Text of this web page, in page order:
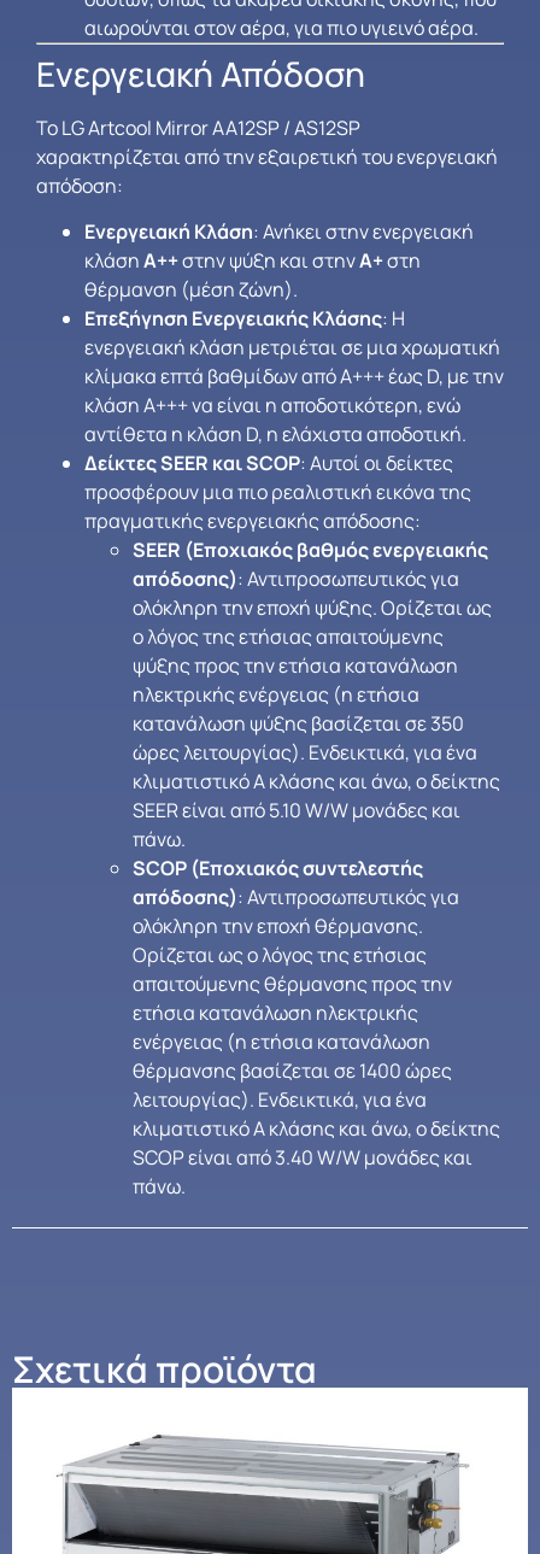
αιωρούνται στον αέρα, για πιο υγιεινό αέρα.
Ενεργειακή Απόδοση
Το LG Artcool Mirror AA12SP / AS12SP
χαρακτηρίζεται από την εξαιρετική του ενεργειακή
απόδοση:
Ενεργειακή Κλάση: Ανήκει στην ενεργειακή
κλάσηA++στην ψύξη και στηνA+στη
θέρμανση (μέση ζώνη).
Επεξήγηση Ενεργειακής Κλάσης: Η
ενεργειακή κλάση μετριέται σε μια χρωματική
κλίμακα επτά βαθμίδων από Α+++ έως D, με την
κλάση Α+++ να είναι η αποδοτικότερη, ενώ
αντίθετα η κλάση D, η ελάχιστα αποδοτική.
Δείκτες SEER και SCOP: Αυτοί οι δείκτες
προσφέρουν μια πιο ρεαλιστική εικόνα της
πραγματικής ενεργειακής απόδοσης:
SEER (Εποχιακός βαθμός ενεργειακής
απόδοσης): Αντιπροσωπευτικός για
ολόκληρη την εποχή ψύξης. Ορίζεται ως
ο λόγος της ετήσιας απαιτούμενης
ψύξης προς την ετήσια κατανάλωση
ηλεκτρικής ενέργειας (η ετήσια
κατανάλωση ψύξης βασίζεται σε 350
ώρες λειτουργίας). Ενδεικτικά, για ένα
κλιματιστικό Α κλάσης και άνω, ο δείκτης
SEER είναι από 5.10 W/W μονάδες και
πάνω.
SCOP (Εποχιακός συντελεστής
απόδοσης): Αντιπροσωπευτικός για
ολόκληρη την εποχή θέρμανσης.
Ορίζεται ως ο λόγος της ετήσιας
απαιτούμενης θέρμανσης προς την
ετήσια κατανάλωση ηλεκτρικής
ενέργειας (η ετήσια κατανάλωση
θέρμανσης βασίζεται σε 1400 ώρες
λειτουργίας). Ενδεικτικά, για ένα
κλιματιστικό Α κλάσης και άνω, ο δείκτης
SCOP είναι από 3.40 W/W μονάδες και
πάνω.
Σχετικά προϊόντα